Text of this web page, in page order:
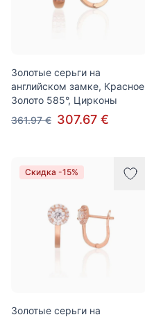
Золотые серьги на
английском замке, Красное
Золото 585°, Цирконы
361.97 € 307.67 €
Скидка -15%
Золотые серьги на